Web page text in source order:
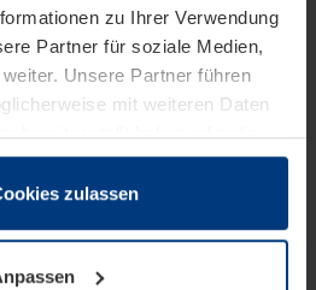
zu Ihrer Verwendung
Partner für soziale Medien,
Unsere Partner führen
mit weiteren Daten
bereitgestellt haben oder die
der Dienste gesammelt
dieser Seite unbedingt
anderen Cookie-Typen benötigen
zulassen